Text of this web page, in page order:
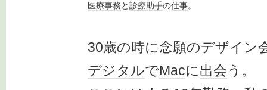
医療事務と診療助手の仕事。
30歳の時に念願のデザイン
デジタルでMacに出会う。